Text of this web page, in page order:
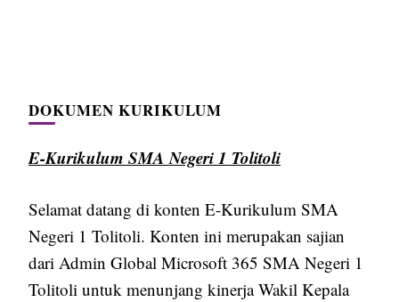
DOKUMEN KURIKULUM
E-Kurikulum SMA Negeri 1 Tolitoli
Selamat datang di konten E-Kurikulum SMA
Negeri 1 Tolitoli. Konten ini merupakan sajian
dari Admin Global Microsoft 365 SMA Negeri 1
Tolitoli untuk menunjang kinerja Wakil Kepala